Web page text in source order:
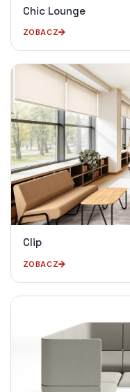
Chic Lounge
ZOBACZ
Clip
ZOBACZ